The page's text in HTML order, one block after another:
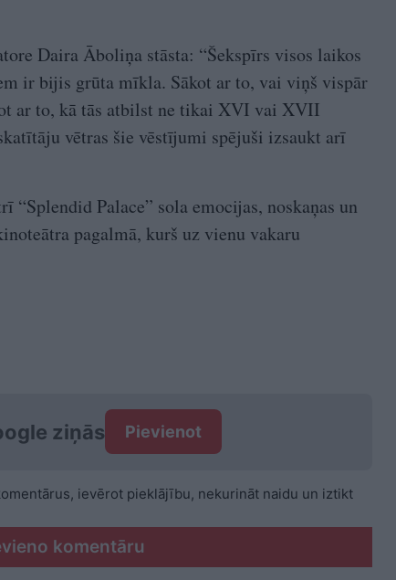
Daira Āboliņa stāsta: “Šekspīrs visos laikos
ir bijis grūta mīkla. Sākot ar to, vai viņš vispār
ar to, kā tās atbilst ne tikai XVI vai XVII
vētras šie vēstījumi spējuši izsaukt arī
“Splendid Palace” sola emocijas, noskaņas un
pagalmā, kurš uz vienu vakaru
ziņās Pievienot
ievērot pieklājību, nekurināt naidu un iztikt
komentāru